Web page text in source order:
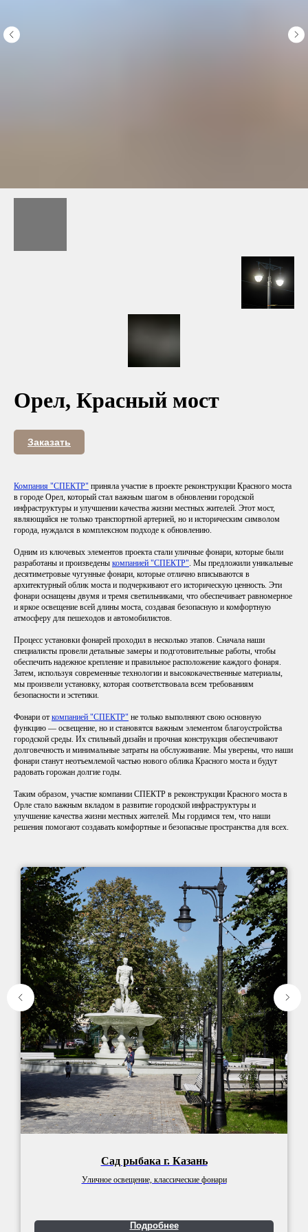
Орел, Красный мост
Заказать
Компания "СПЕКТР" приняла участие в проекте реконструкции Красного моста
в городе Орел, который стал важным шагом в обновлении городской
инфраструктуры и улучшении качества жизни местных жителей. Этот мост,
являющийся не только транспортной артерией, но и историческим символом
города, нуждался в комплексном подходе к обновлению.
Одним из ключевых элементов проекта стали уличные фонари, которые были
разработаны и произведены компанией "СПЕКТР". Мы предложили уникальные
десятиметровые чугунные фонари, которые отлично вписываются в
архитектурный облик моста и подчеркивают его историческую ценность. Эти
фонари оснащены двумя и тремя светильниками, что обеспечивает равномерное
и яркое освещение всей длины моста, создавая безопасную и комфортную
атмосферу для пешеходов и автомобилистов.
Процесс установки фонарей проходил в несколько этапов. Сначала наши
специалисты провели детальные замеры и подготовительные работы, чтобы
обеспечить надежное крепление и правильное расположение каждого фонаря.
Затем, используя современные технологии и высококачественные материалы,
мы произвели установку, которая соответствовала всем требованиям
безопасности и эстетики.
Фонари от компанией "СПЕКТР" не только выполняют свою основную
функцию — освещение, но и становятся важным элементом благоустройства
городской среды. Их стильный дизайн и прочная конструкция обеспечивают
долговечность и минимальные затраты на обслуживание. Мы уверены, что наши
фонари станут неотъемлемой частью нового облика Красного моста и будут
радовать горожан долгие годы.
Таким образом, участие компании СПЕКТР в реконструкции Красного моста в
Орле стало важным вкладом в развитие городской инфраструктуры и
улучшение качества жизни местных жителей. Мы гордимся тем, что наши
решения помогают создавать комфортные и безопасные пространства для всех.
Сад рыбака г. Казань
Уличное освещение, классические фонари
Подробнее